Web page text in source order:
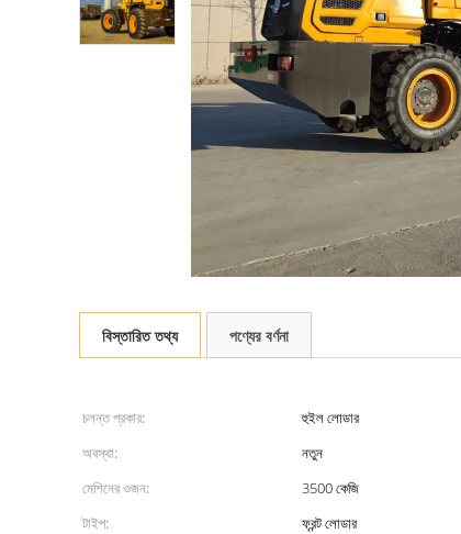
বিস্তারিত তথ্য পণ্যের বর্ণনা
চলন্ত প্রকার: হুইল লোডার
অবস্থা:
নতুন
মেশিনের ওজন:
3500 কেজি
টাইপ:
ফ্রন্ট লোডার